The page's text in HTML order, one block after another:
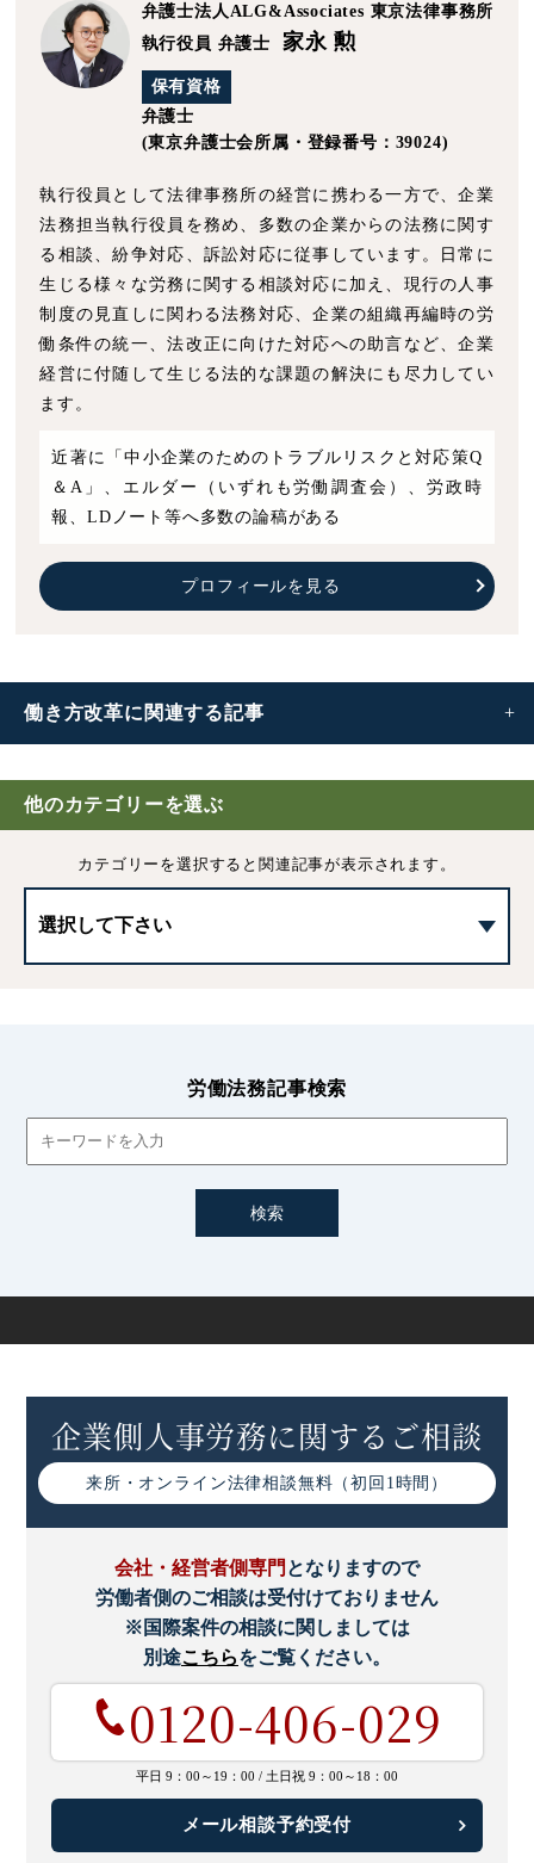
働き方改革に 関連する記事
働き方改革
3ヶ月」へ延長
36協定とは？時間外労働の上限規制や罰則、新様式の協定
働き方改革による産業医の機能強化とは｜改正点や企業の
取り組みなど
高度プロフェッショナル制度導入時の注意点
高度プロフェッショナル制度の導入要件
高度プロフェッショナル制度の導入手続きについて
【2025年最新版】労働安全衛生法の改正一覧とポイント
他のカテゴリーを選ぶ
カテゴリーを選択すると関連記事が表示されます。
弁護士法人ALG&Associates 東京法律事務所
執行役員 弁護士
家永 勲
保有資格
弁護士
(東京弁護士会所属・登録番号：39024)
執行役員として法律事務所の経営に携わる一方で、企業
法務担当執行役員を務め、多数の企業からの法務に関す
る相談、紛争対応、訴訟対応に従事しています。日常に
生じる様々な労務に関する相談対応に加え、現行の人事
制度の見直しに関わる法務対応、企業の組織再編時の労
働条件の統一、法改正に向けた対応への助言など、企業
経営に付随して生じる法的な課題の解決にも尽力してい
ます。
近著に「中小企業のためのトラブルリスクと対応策Q
＆A」、エルダー（いずれも労働調査会）、労政時
報、LDノート等へ多数の論稿がある
プロフィールを見る
労働法務記事検索
企業側人事労務に関するご相談
来所・オンライン法律相談無料（初回1時間）
会社・経営者側専門 となりますので
労働者側のご相談は受付けておりません
※国際案件の相談に関しましては
別途こちらをご覧ください。
0120-406-029
平日 9：00～19：00 / 土日祝 9：00～18：00
メール相談予約受付